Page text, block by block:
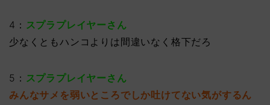
4： スプラプレイヤーさん
少なくともハンコよりは間違いなく格下だろ
5： スプラプレイヤーさん
みんなサメを弱いところでしか吐けてない気がするん